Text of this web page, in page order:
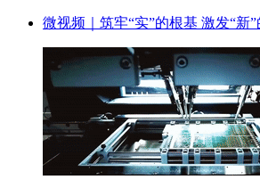
微视频｜筑牢“实”的根基 激发“新”